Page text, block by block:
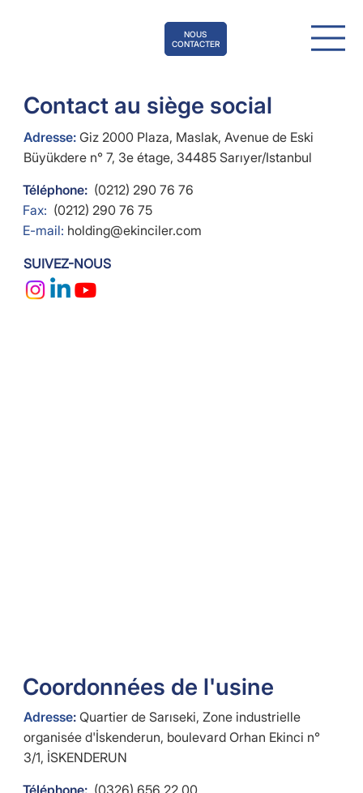
NOUS
CONTACTER
Contact au siège social
Adresse: Giz 2000 Plaza, Maslak, Avenue de Eski
Büyükdere n° 7, 3e étage, 34485 Sarıyer/Istanbul
Téléphone: (0212) 290 76 76
Fax: (0212) 290 76 75
E-mail: holding@ekinciler.com
SUIVEZ-NOUS
Coordonnées de l'usine
Adresse: Quartier de Sarıseki, Zone industrielle
organisée d'İskenderun, boulevard Orhan Ekinci n°
3/1, İSKENDERUN
Téléphone: (0326) 656 22 00